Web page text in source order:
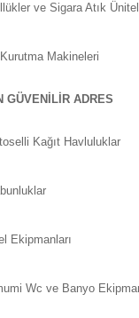
ve Sigara Atık
Makineleri
GÜVENILIR ADRES
Kağıt Havluluklar
Ekipmanları
Wc ve Banyo